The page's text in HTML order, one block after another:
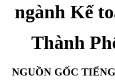
ngành Kế
Thành
NGUỒN GỐC